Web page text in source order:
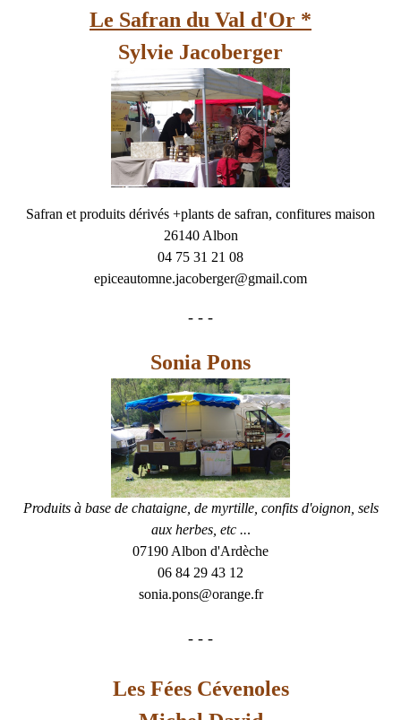
Le Safran du Val d'Or *
Sylvie Jacoberger
Safran et produits dérivés +plants de safran, confitures maison
26140 Albon
04 75 31 21 08
epiceautomne.jacoberger@gmail.com
- - -
Sonia Pons
Produits à base de chataigne, de myrtille, confits d'oignon, sels
aux herbes, etc ...
07190 Albon d'Ardèche
06 84 29 43 12
sonia.pons@orange.fr
- - -
Les Fées Cévenoles